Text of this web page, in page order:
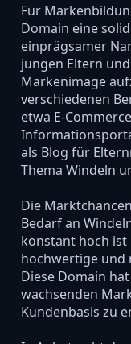
Für
Domain eine
einprägsamer
jungen Eltern
Markenimage
verschiedenen
etwa E-
als Blog für
Thema Windeln
Die
Bedarf an
konstant hoch
hochwertige und
Diese Domain
wachsenden
Kundenbasis zu